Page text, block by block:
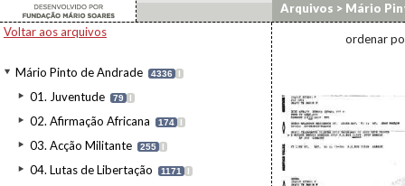
Voltar aos arquivos
Mário Pinto de Andrade 4336 I
01. Juventude 79 I
02. Afirmação Africana 174 I
03. Acção Militante 255 I
04. Lutas de Libertação 1171 I
Arquivos > Mário
ordenar